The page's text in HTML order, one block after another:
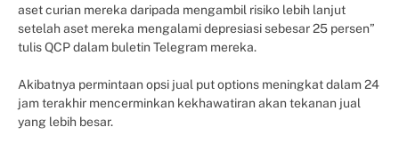
aset curian mereka daripada mengambil risiko lebih lanjut
setelah aset mereka mengalami depresiasi sebesar 25 persen”
tulis QCP dalam buletin Telegram mereka.
Akibatnya permintaan opsi jual put options meningkat dalam 24
jam terakhir mencerminkan kekhawatiran akan tekanan jual
yang lebih besar.